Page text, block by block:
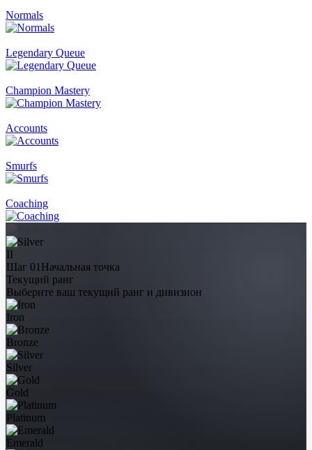
Normals
Legendary Queue
Champion Mastery
Accounts
Smurfs
Coaching
II
Шаг 01 Начальная точка
Текущий ранг
Выберите ваш текущий ранг и дивизион
Iron
Bronze
Silver
Gold
Platinum
Emerald